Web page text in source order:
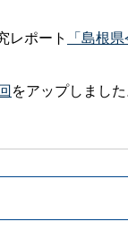
レポート 「島根
をアップしまし